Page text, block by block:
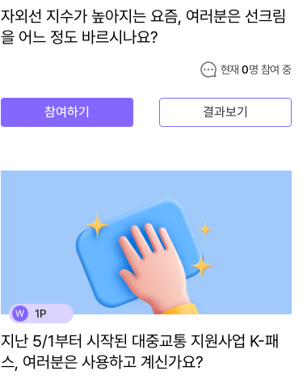
자외선 지수가 높아지는 요즘, 여러분은 선크림
을 어느 정도 바르시나요?
현재0명 참여 중
참여하기 결과보기
W 1P
지난 5/1부터 시작된 대중교통 지원사업 K-패
스, 여러분은 사용하고 계신가요?